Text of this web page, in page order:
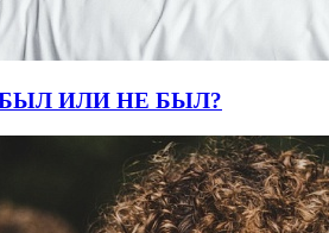
БЫЛ ИЛИ НЕ БЫЛ?